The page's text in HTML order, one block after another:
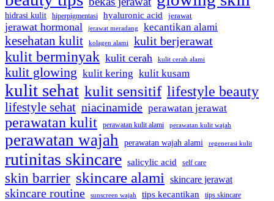
hidrasi kulit hiperpigmentasi hyaluronic acid jerawat
jerawat hormonal jerawat meradang kecantikan alami
kesehatan kulit kolagen alami kulit berjerawat
kulit berminyak kulit cerah kulit cerah alami
kulit glowing kulit kering kulit kusam
kulit sehat kulit sensitif lifestyle beauty
lifestyle sehat niacinamide perawatan jerawat
perawatan kulit perawatan kulit alami perawatan kulit wajah
perawatan wajah perawatan wajah alami regenerasi kulit
rutinitas skincare salicylic acid self care
skin barrier skincare alami skincare jerawat
skincare routine sunscreen wajah tips kecantikan tips skincare